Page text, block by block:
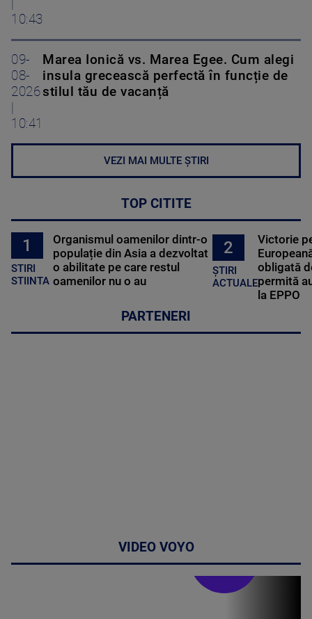
10:43
09-
08-
2026
10:41
Marea Ionică vs. Marea Egee. Cum alegi
insula grecească perfectă în funcție de
stilul tău de vacanță
VEZI MAI MULTE ȘTIRI
TOP CITITE
1
STIRI
STIINTA
Organismul oamenilor dintr-o
populație din Asia a dezvoltat
o abilitate pe care restul
oamenilor nu o au
2
ȘTIRI
ACTUALE
Victorie
obligată
permită
la EPPO
PARTENERI
VIDEO VOYO